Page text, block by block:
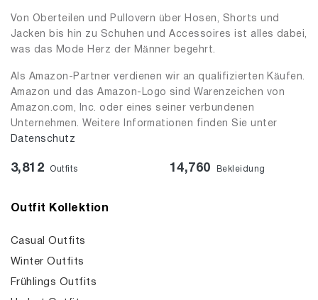
Von Oberteilen und Pullovern über Hosen, Shorts und
Jacken bis hin zu Schuhen und Accessoires ist alles dabei,
was das Mode Herz der Männer begehrt.
Als Amazon-Partner verdienen wir an qualifizierten Käufen.
Amazon und das Amazon-Logo sind Warenzeichen von
Amazon.com, Inc. oder eines seiner verbundenen
Unternehmen. Weitere Informationen finden Sie unter
Datenschutz
3,812 Outfits 14,760 Bekleidung
Outfit Kollektion
Casual Outfits
Winter Outfits
Frühlings Outfits